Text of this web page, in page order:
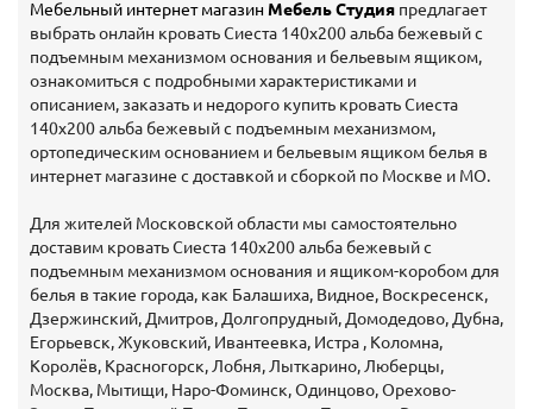
Мебельный интернет магазин Мебель Студия предлагает
выбрать онлайн кровать Сиеста 140х200 альба бежевый с
подъемным механизмом основания и бельевым ящиком,
ознакомиться с подробными характеристиками и
описанием, заказать и недорого купить кровать Сиеста
140х200 альба бежевый с подъемным механизмом,
ортопедическим основанием и бельевым ящиком белья в
интернет магазине с доставкой и сборкой по Москве и МО.
Для жителей Московской области мы самостоятельно
доставим кровать Сиеста 140х200 альба бежевый с
подъемным механизмом основания и ящиком-коробом для
белья в такие города, как Балашиха, Видное, Воскресенск,
Дзержинский, Дмитров, Долгопрудный, Домодедово, Дубна,
Егорьевск, Жуковский, Ивантеевка, Истра , Коломна,
Королёв, Красногорск, Лобня, Лыткарино, Люберцы,
Москва, Мытищи, Наро-Фоминск, Одинцово, Орехово-